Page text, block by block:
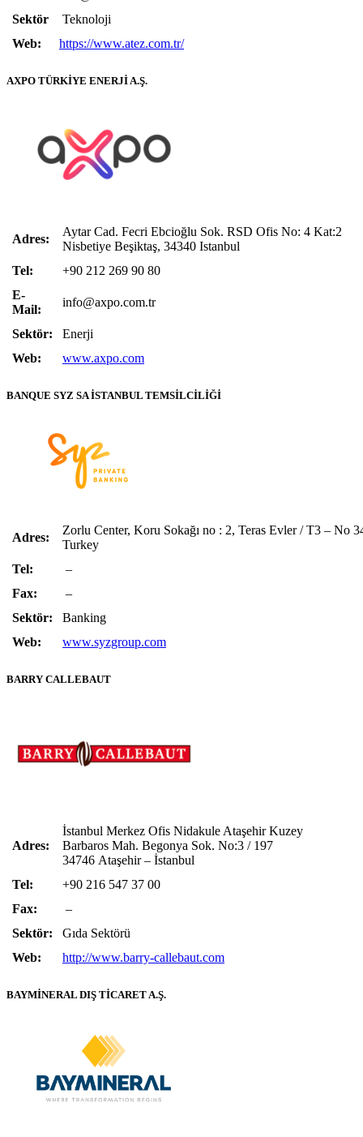
Sektör
Teknoloji
Web:
https://www.atez.com.tr/
AXPO TÜRKİYE ENERJİ A.Ş.
Adres:
Aytar Cad. Fecri Ebcioğlu Sok. RSD Ofis No: 4 Kat:2
Nisbetiye Beşiktaş, 34340 Istanbul
Tel:
+90 212 269 90 80
E-
Mail:
info@axpo.com.tr
Sektör:
Enerji
Web:
www.axpo.com
BANQUE SYZ SA İSTANBUL TEMSİLCİLİĞİ
Adres:
Zorlu Center, Koru Sokağı no : 2, Teras Evler / T3 – No
Turkey
Tel:
–
Fax:
–
Sektör:
Banking
Web:
www.syzgroup.com
BARRY CALLEBAUT
Adres:
İstanbul Merkez Ofis Nidakule Ataşehir Kuzey
Barbaros Mah. Begonya Sok. No:3 / 197
34746 Ataşehir – İstanbul
Tel:
+90 216 547 37 00
Fax:
–
Sektör:
Gıda Sektörü
Web:
http://www.barry-callebaut.com
BAYMİNERAL DIŞ TİCARET A.Ş.